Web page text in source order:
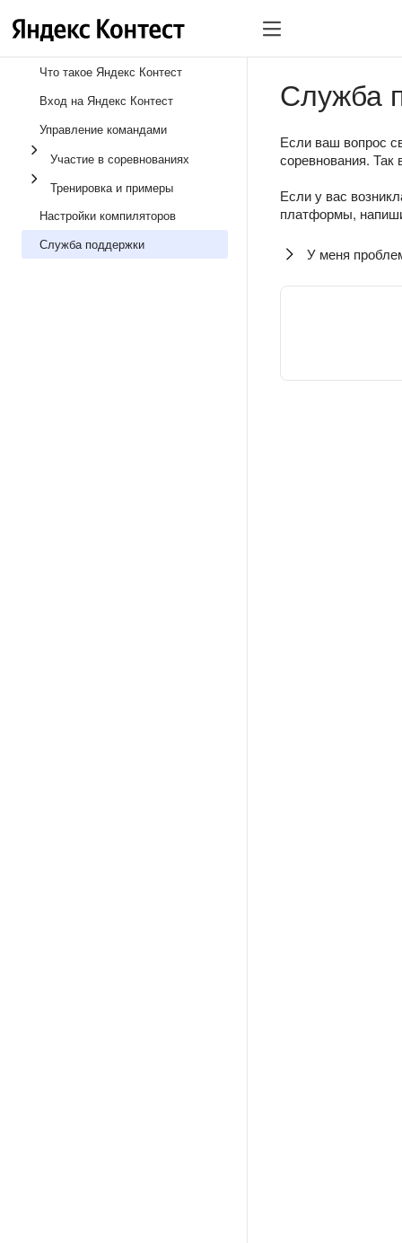
Что такое Яндекс Контест
Вход на Яндекс Контест
Управление командами
Участие в соревнованиях
Тренировка и примеры
Настройки компиляторов
Служба поддержки
Служба
Если ваш вопрос
соревнования. Так
Если у вас
платформы,
У меня